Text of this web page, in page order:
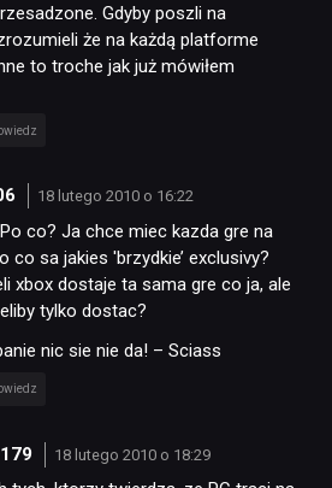
Gdyby poszli na
że na każdą platforme
to troche jak już mówiłem
18 lutego 2010 o 16:22
co? Ja chce miec kazda gre na
co sa jakies 'brzydkie’ exclusivy?
xbox dostaje ta sama gre co ja, ale
tylko dostac?
nic sie nie da! – Sciass
18 lutego 2010 o 18:29